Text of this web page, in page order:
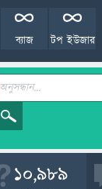
টপ ইউজার
ব্যাজ
10,989